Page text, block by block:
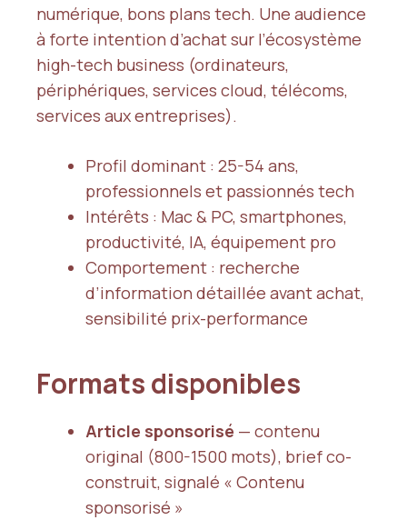
numérique, bons plans tech. Une audience
à forte intention d’achat sur l’écosystème
high-tech business (ordinateurs,
périphériques, services cloud, télécoms,
services aux entreprises).
Profil dominant : 25-54 ans,
professionnels et passionnés tech
Intérêts : Mac & PC, smartphones,
productivité, IA, équipement pro
Comportement : recherche
d’information détaillée avant achat,
sensibilité prix-performance
Formats disponibles
Article sponsorisé — contenu
original (800-1500 mots), brief co-
construit, signalé « Contenu
sponsorisé »